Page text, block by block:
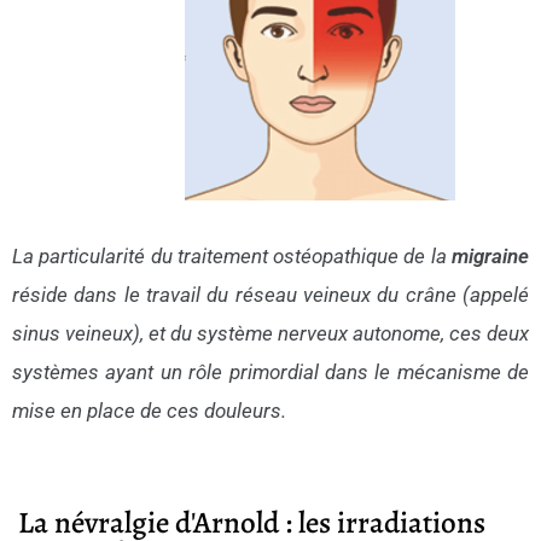
La particularité du traitement ostéopathique de la migraine
réside dans le travail du réseau veineux du crâne (appelé
sinus veineux), et du système nerveux autonome, ces deux
systèmes ayant un rôle primordial dans le mécanisme de
mise en place de ces douleurs.
La névralgie d'Arnold : les irradiations